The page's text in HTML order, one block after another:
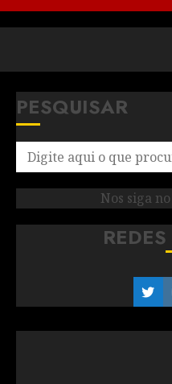
PESQUISAR
Nos siga no